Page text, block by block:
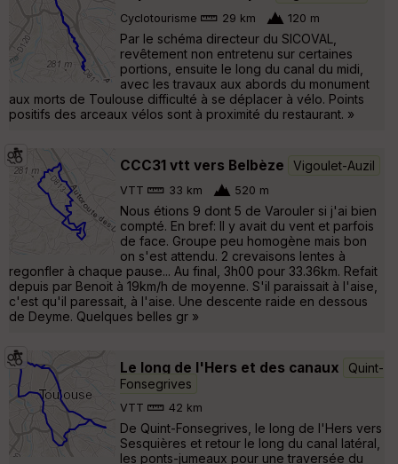
Cyclotourisme 29 km 120 m
Par le schéma directeur du SICOVAL,
revêtement non entretenu sur certaines
portions, ensuite le long du canal du midi,
avec les travaux aux abords du monument
aux morts de Toulouse difficulté à se déplacer à vélo. Points
positifs des arceaux vélos sont à proximité du restaurant. »
CCC31 vtt vers Belbèze Vigoulet-Auzil
VTT 33 km 520 m
Nous étions 9 dont 5 de Varouler si j'ai bien
compté. En bref: Il y avait du vent et parfois
de face. Groupe peu homogène mais bon
on s'est attendu. 2 crevaisons lentes à
regonfler à chaque pause... Au final, 3h00 pour 33.36km. Refait
depuis par Benoit à 19km/h de moyenne. S'il paraissait à l'aise,
c'est qu'il paressait, à l'aise. Une descente raide en dessous
de Deyme. Quelques belles gr »
Le long de l'Hers et des canaux
Quint-
Fonsegrives
VTT 42 km
De Quint-Fonsegrives, le long de l'Hers vers
Sesquières et retour le long du canal latéral,
les ponts-jumeaux pour une traversée du